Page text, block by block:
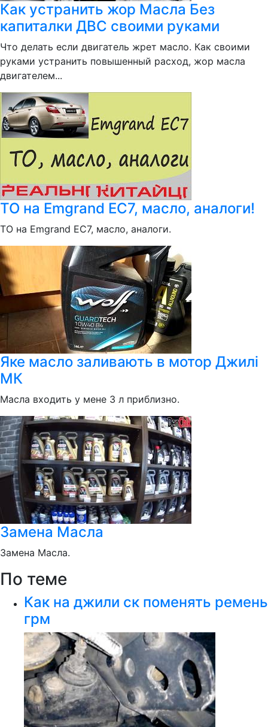
Как устранить жор Масла Без
капиталки ДВС своими руками
Что делать если двигатель жрет масло. Как своими
руками устранить повышенный расход, жор масла
двигателем...
ТО на Emgrand EC7, масло, аналоги!
ТО на Emgrand EC7, масло, аналоги.
Яке масло заливають в мотор Джилі
МК
Масла входить у мене 3 л приблизно.
Замена Масла
Замена Масла.
По теме
Как на джили ск поменять ремень
грм